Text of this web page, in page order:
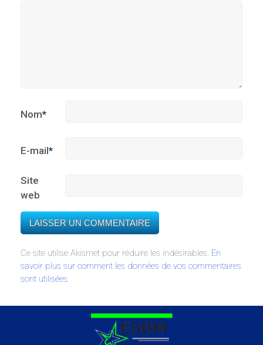
Nom*
E-mail*
Site
web
Ce site utilise Akismet pour réduire les indésirables. En
savoir plus sur comment les données de vos commentaires
sont utilisées.